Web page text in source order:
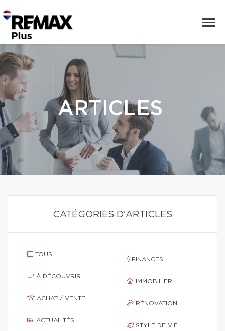
ARTICLES
CATÉGORIES D'ARTICLES
TOUS
À DÉCOUVRIR
ACHAT / VENTE
ACTUALITÉS
FINANCES
IMMOBILIER
RÉNOVATION
STYLE DE VIE